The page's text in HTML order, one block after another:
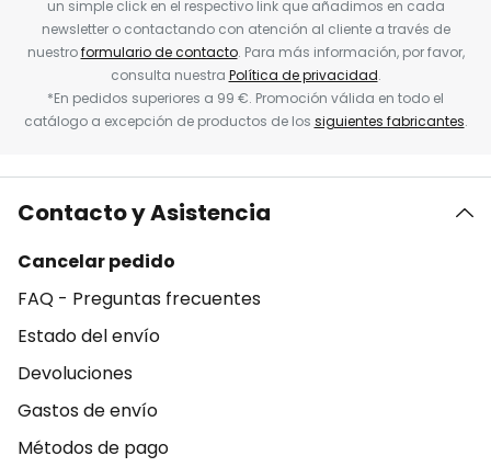
un simple click en el respectivo link que añadimos en cada
newsletter o contactando con atención al cliente a través de
nuestroformulario de contacto. Para más información, por favor,
consulta nuestra Política de privacidad.
*En pedidos superiores a 99 €. Promoción válida en todo el
catálogo a excepción de productos de los siguientes fabricantes.
Contacto y Asistencia
Cancelar pedido
FAQ - Preguntas frecuentes
Estado del envío
Devoluciones
Gastos de envío
Métodos de pago